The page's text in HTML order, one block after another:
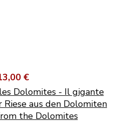
€
Dolomites - Il gigante
aus den Dolomiten
the Dolomites